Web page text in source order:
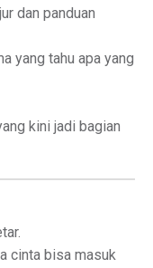
dan panduan
yang tahu apa yang
kini jadi bagian
cinta bisa masuk